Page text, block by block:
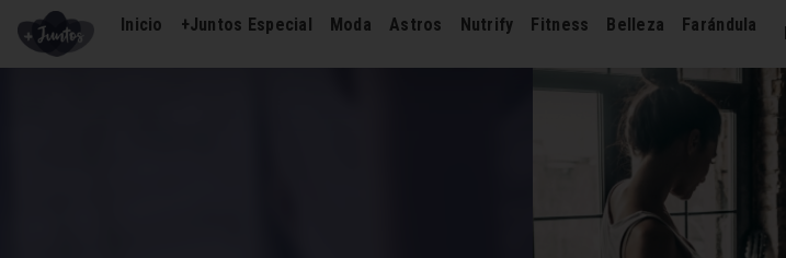
Inicio +Juntos Especial Moda Astros Nutrify Fitness Belleza Farándula